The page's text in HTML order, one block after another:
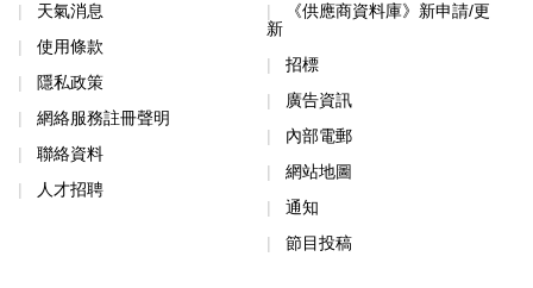
天氣消息
使用條款
隱私政策
網絡服務註冊聲明
聯絡資料
人才招聘
《供應商資料庫》新申請/更
新
招標
廣告資訊
內部電郵
網站地圖
通知
節目投稿